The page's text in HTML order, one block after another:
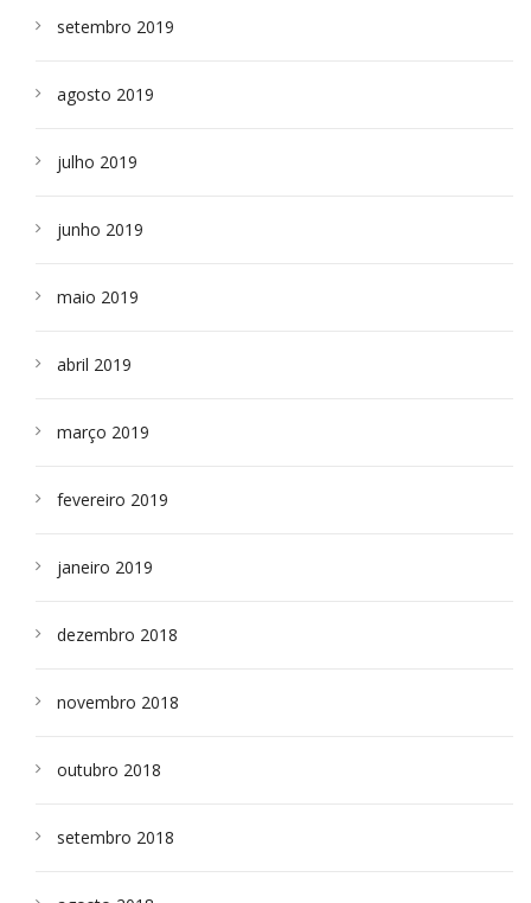
setembro 2019
agosto 2019
julho 2019
junho 2019
maio 2019
abril 2019
março 2019
fevereiro 2019
janeiro 2019
dezembro 2018
novembro 2018
outubro 2018
setembro 2018